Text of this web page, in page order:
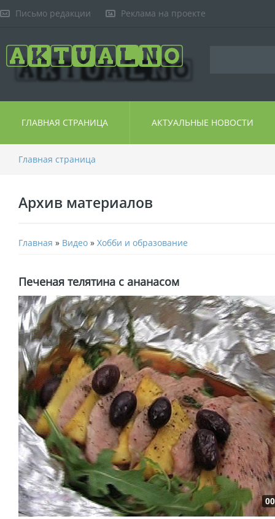
Письмо редакции Реклама на проекте
ГЛАВНАЯ СТРАНИЦА АКТУАЛЬНЫЕ НОВОСТИ
Главная страница
Архив материалов
Главная » Видео » Хобби и образование
Печеная телятина с ананасом